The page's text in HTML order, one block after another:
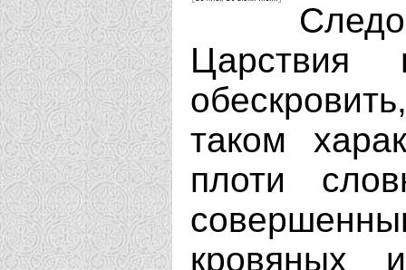
Царствия
таком
плоти
кровяных